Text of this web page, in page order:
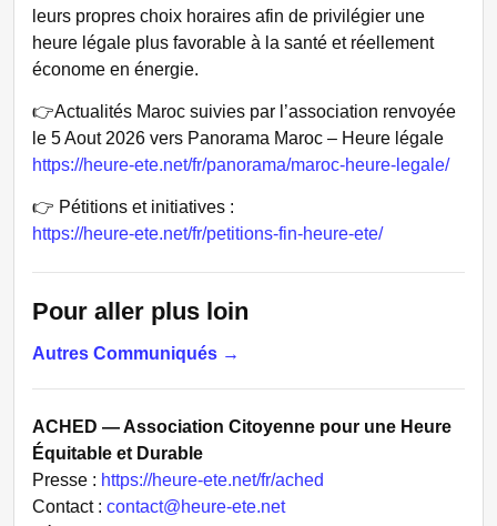
leurs propres choix horaires afin de privilégier une
heure légale plus favorable à la santé et réellement
économe en énergie.
👉Actualités Maroc suivies par l’association renvoyée
le 5 Aout 2026 vers Panorama Maroc – Heure légale
https://heure-ete.net/fr/panorama/maroc-heure-legale/
👉 Pétitions et initiatives :
https://heure-ete.net/fr/petitions-fin-heure-ete/
Pour aller plus loin
Autres Communiqués →
ACHED — Association Citoyenne pour une Heure
Équitable et Durable
Presse : https://heure-ete.net/fr/ached
Contact : contact@heure-ete.net